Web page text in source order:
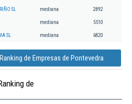
SL mediana 2892
mediana 5510
SL mediana 6820
de Empresas de Pontevedra
de